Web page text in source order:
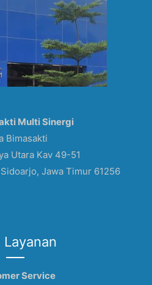
Multi Sinergi
Bimasakti
Utara Kav 49-51
Jawa Timur 61256
Layanan
Service